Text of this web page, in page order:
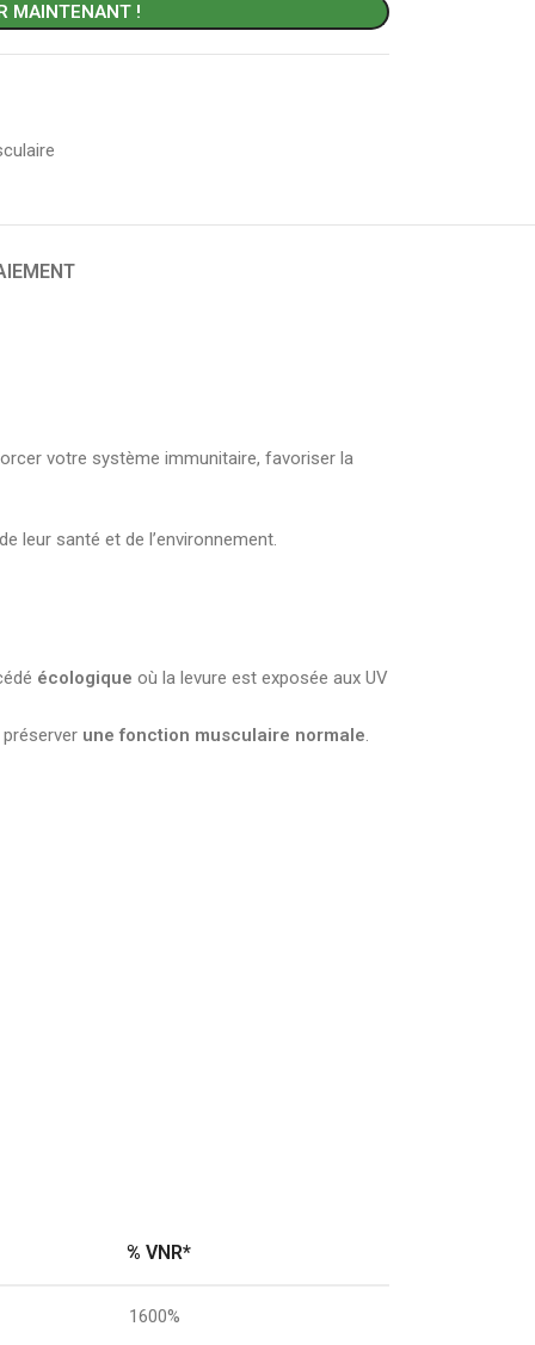
MAINTENANT !
votre système immunitaire, favoriser la
leur santé et de l’environnement.
écologique où la levure est exposée aux UV
une fonction musculaire normale.
% VNR*
1600%